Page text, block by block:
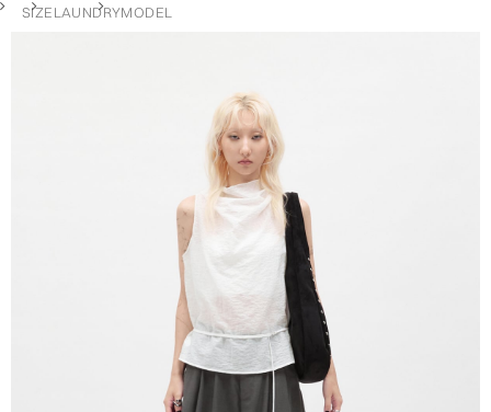
SIZELAUNDRYMODEL